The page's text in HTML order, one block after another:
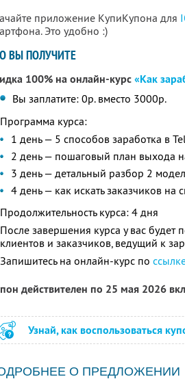
приложение КупиКупона для
Это удобно :)
ВЫ ПОЛУЧИТЕ
100% на онлайн-курс«Как
Вы заплатите: 0р. вместо 3000р.
Программа курса:
1 день — 5 способов заработка в
2 день — пошаговый план выхода
3 день — детальный разбор 2
4 день — как искать заказчиков на
Продолжительность курса: 4 дня
После завершения курса у вас
клиентов и заказчиков, ведущий к
Запишитесь на онлайн-курс по
действителен по 25 мая 2026
Узнай, как воспользоваться
О ПРЕДЛОЖЕНИИ